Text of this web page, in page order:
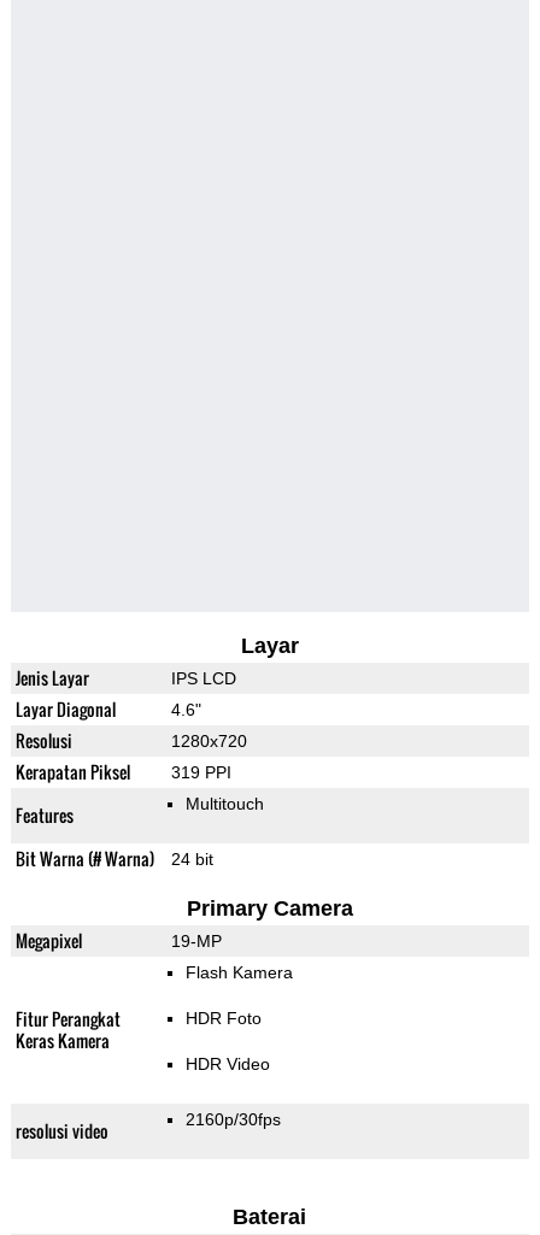
Layar
Jenis Layar IPS LCD
Layar Diagonal 4.6"
Resolusi 1280x720
Kerapatan Piksel 319 PPI
Features Multitouch
Bit Warna (# Warna) 24 bit
Primary Camera
Megapixel 19-MP
Fitur Perangkat
Keras Kamera
Flash Kamera
HDR Foto
HDR Video
resolusi video 2160p/30fps
Baterai